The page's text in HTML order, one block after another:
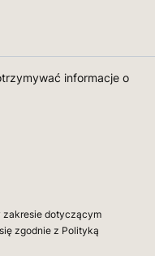
informacje o
zakresie dotyczącym
zgodnie z Polityką